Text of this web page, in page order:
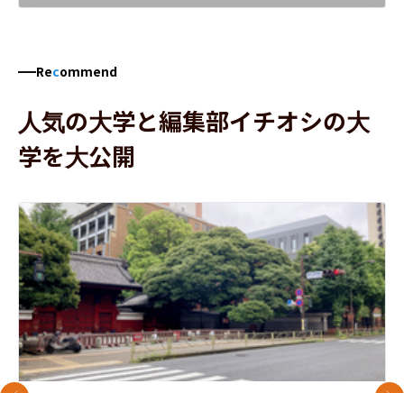
Recommend
人気の大学と編集部イチオシの大
学を大公開